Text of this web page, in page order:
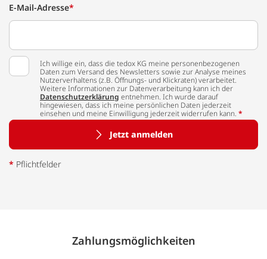
E-Mail-Adresse*
Ich willige ein, dass die tedox KG meine personenbezogenen
Daten zum Versand des Newsletters sowie zur Analyse meines
Nutzerverhaltens (z.B. Öffnungs- und Klickraten) verarbeitet.
Weitere Informationen zur Datenverarbeitung kann ich der
Datenschutzerklärung entnehmen. Ich wurde darauf
hingewiesen, dass ich meine persönlichen Daten jederzeit
einsehen und meine Einwilligung jederzeit widerrufen kann. *
Jetzt anmelden
* Pflichtfelder
Zahlungs­möglich­keiten